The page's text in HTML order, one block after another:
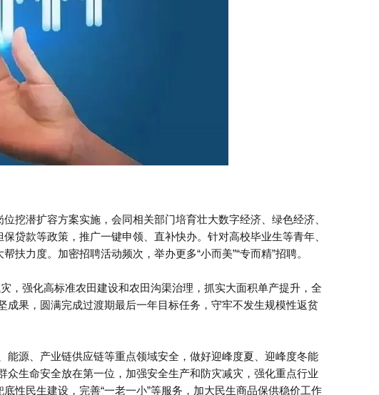
挖潜扩容方案实施，会同相关部门培育壮大数字经济、绿色经济、
贷款等政策，推广一键申领、直补快办。针对高校毕业生等青年、
力度。加密招聘活动频次，举办更多“小而美”“专而精”招聘。
，强化高标准农田建设和农田沟渠治理，抓实大面积单产提升，全
成果，圆满完成过渡期最后一年目标任务，守牢不发生规模性返贫
源、产业链供应链等重点领域安全，做好迎峰度夏、迎峰度冬能
生命安全放在第一位，加强安全生产和防灾减灾，强化重点行业
性民生建设，完善“一老一小”等服务，加大民生商品保供稳价工作